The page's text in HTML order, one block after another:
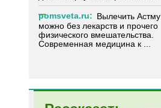
pomsveta.ru: Вылечить Астму
можно без лекарств и прочего
физического вмешательства.
Современная медицина к ...